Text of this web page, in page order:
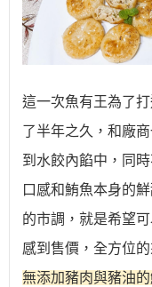
這一次魚有王為了
了半年之久，和廠
到水餃內餡中，同
口感和鮪魚本身的
的市調，就是希望
感到售價，全方位
無添加豬肉與豬油